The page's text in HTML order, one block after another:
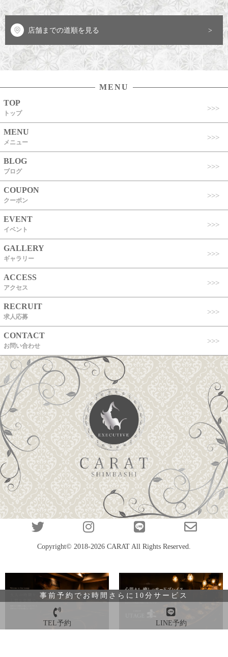
店舗までの道順を見る
MENU
TOP
トップ
MENU
メニュー
BLOG
ブログ
COUPON
クーポン
EVENT
イベント
GALLERY
ギャラリー
ACCESS
アクセス
RECRUIT
求人応募
CONTACT
お問い合わせ
Copyright© 2018-2026 CARAT All Rights Reserved.
事前予約でお時間さらに10分サービス
TEL予約 LINE予約